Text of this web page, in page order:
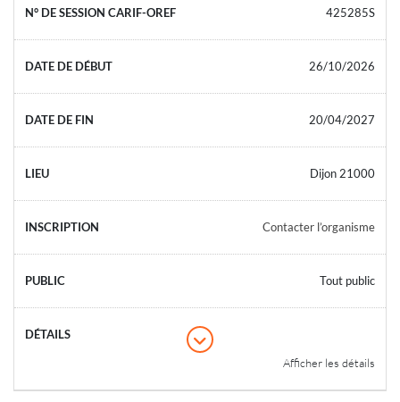
425285S
26/10/2026
20/04/2027
Dijon 21000
Contacter l’organisme
Tout public
Afficher les détails